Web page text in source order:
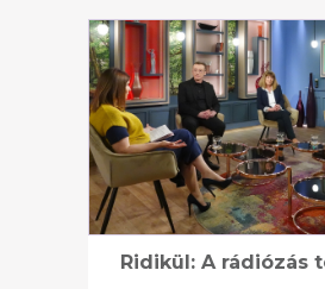
Ridikül: A rádiózás